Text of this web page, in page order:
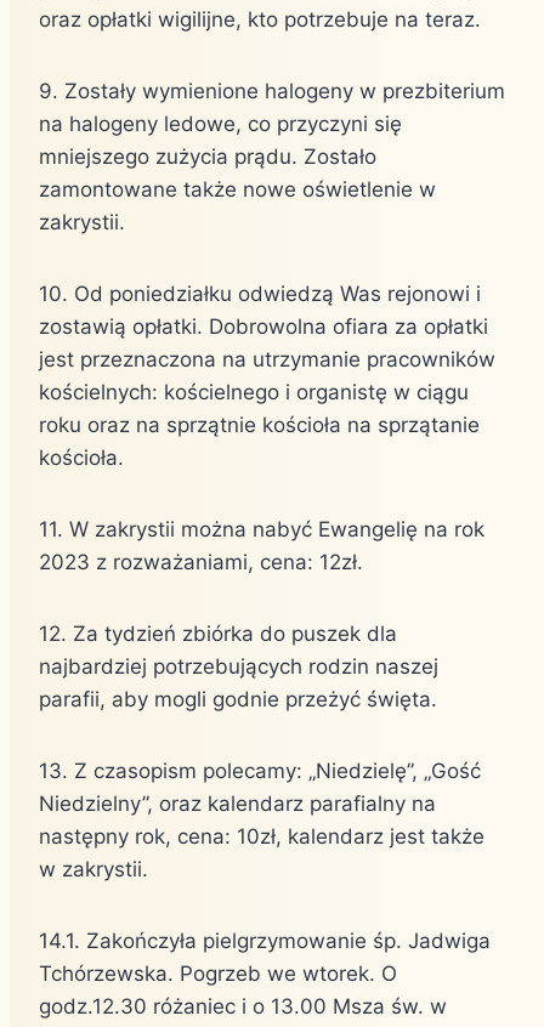
oraz opłatki wigilijne, kto potrzebuje na teraz.
9. Zostały wymienione halogeny w prezbiterium
na halogeny ledowe, co przyczyni się
mniejszego zużycia prądu. Zostało
zamontowane także nowe oświetlenie w
zakrystii.
10. Od poniedziałku odwiedzą Was rejonowi i
zostawią opłatki. Dobrowolna ofiara za opłatki
jest przeznaczona na utrzymanie pracowników
kościelnych: kościelnego i organistę w ciągu
roku oraz na sprzątnie kościoła na sprzątanie
kościoła.
11. W zakrystii można nabyć Ewangelię na rok
2023 z rozważaniami, cena: 12zł.
12. Za tydzień zbiórka do puszek dla
najbardziej potrzebujących rodzin naszej
parafii, aby mogli godnie przeżyć święta.
13. Z czasopism polecamy: „Niedzielę”, „Gość
Niedzielny”, oraz kalendarz parafialny na
następny rok, cena: 10zł, kalendarz jest także
w zakrystii.
14.1. Zakończyła pielgrzymowanie śp. Jadwiga
Tchórzewska. Pogrzeb we wtorek. O
godz.12.30 różaniec i o 13.00 Msza św. w